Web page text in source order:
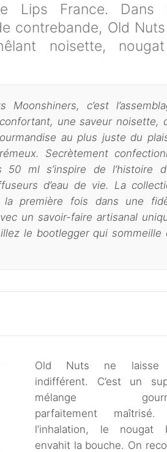
Lips France. Dans
contrebande, Old
noisette,
Moonshiners, c’est
une saveur noisette,
au plus juste du
Secrètement
50 ml s’inspire de l’histoire
d’eau de vie. La
la première fois dans une
un savoir-faire artisanal
le bootlegger qui sommeille
Old Nuts ne laisse
indifférent. C’est un
mélange
parfaitement maîtrisé.
l’inhalation, le nougat
envahit la bouche. On